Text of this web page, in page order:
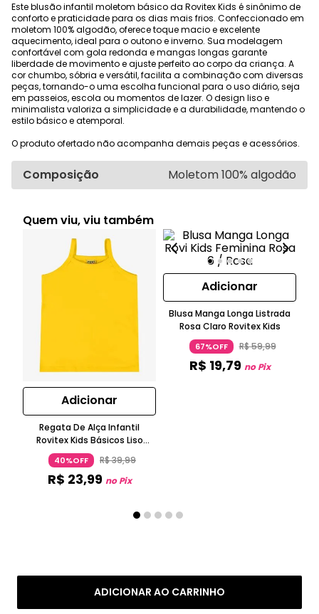
ADICIONAR AO CARRINHO
Este blusão infantil moletom básico da Rovitex Kids é sinônimo de
conforto e praticidade para os dias mais frios. Confeccionado em
moletom 100% algodão, oferece toque macio e excelente
aquecimento, ideal para o outono e inverno. Sua modelagem
confortável com gola redonda e mangas longas garante
liberdade de movimento e ajuste perfeito ao corpo da criança. A
cor chumbo, sóbria e versátil, facilita a combinação com diversas
peças, tornando-o uma escolha funcional para o uso diário, seja
em passeios, escola ou momentos de lazer. O design liso e
minimalista valoriza a simplicidade e a durabilidade, mantendo o
estilo básico e atemporal.
O produto ofertado não acompanha demais peças e acessórios.
Composição Moletom 100% algodão
Quem viu, viu também
Adicionar
Regata De Alça Infantil
Rovitex Kids Básicos Liso
Amarelo
40%OFF R$39,99
R$ 23,99 no Pix
Adicionar
Blusa Manga Longa Listrada
Rosa Claro Rovitex Kids
67%OFF R$59,99
R$ 19,79 no Pix